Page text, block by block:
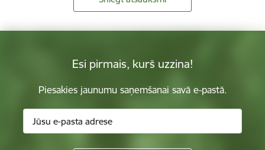
Esi pirmais, kurš uzzina!
Piesakies jaunumu saņemšanai savā e-pastā.